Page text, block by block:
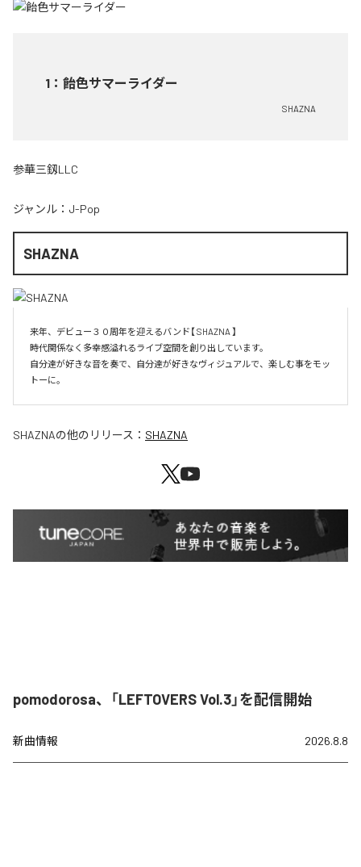
1 ： 飴色サマーライダー
SHAZNA
参華三釼LLC
ジャンル： J-Pop
SHAZNA
来年、デビュー３０周年を迎えるバンド【 SHAZNA 】
時代関係なく多幸感溢れるライブ空間を創り出しています。
自分達が好きな音を奏で、自分達が好きなヴィジュアルで、楽しむ事をモッ
SHAZNAの他のリリース： SHAZNA
pomodorosa、「LEFTOVERS Vol.3」を配信開始
新曲情報 2026.8.8